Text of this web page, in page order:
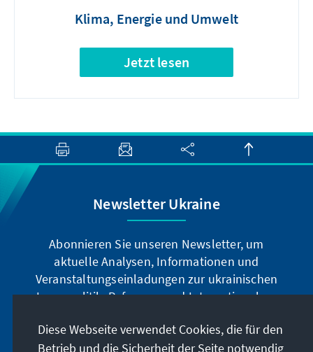
Klima, Energie und Umwelt
Jetzt lesen
Newsletter Ukraine
Abonnieren Sie unseren Newsletter, um
aktuelle Analysen, Informationen und
Veranstaltungseinladungen zur ukrainischen
Innenpolitik, Reformen und Internationalem
Diese Webseite verwendet Cookies, die für den
Betrieb und die Sicherheit der Seite notwendig